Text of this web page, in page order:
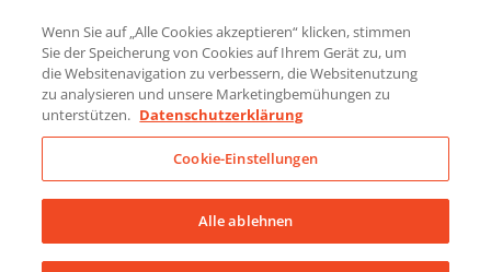
content
LinkedInYouTubeFacebook
Wenn Sie auf „Alle Cookies akzeptieren“ klicken, stimmen
Sie der Speicherung von Cookies auf Ihrem Gerät zu, um
die Websitenavigation zu verbessern, die Websitenutzung
zu analysieren und unsere Marketingbemühungen zu
unterstützen. Datenschutzerklärung
Cookie-Einstellungen
Alle ablehnen